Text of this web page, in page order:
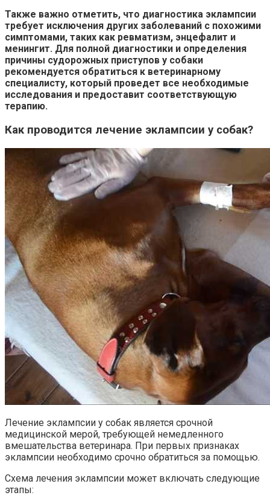
Также важно отметить, что диагностика эклампсии
требует исключения других заболеваний с похожими
симптомами, таких как ревматизм, энцефалит и
менингит. Для полной диагностики и определения
причины судорожных приступов у собаки
рекомендуется обратиться к ветеринарному
специалисту, который проведет все необходимые
исследования и предоставит соответствующую
терапию.
Как проводится лечение эклампсии у собак?
Лечение эклампсии у собак является срочной
медицинской мерой, требующей немедленного
вмешательства ветеринара. При первых признаках
эклампсии необходимо срочно обратиться за помощью.
Схема лечения эклампсии может включать следующие
этапы: